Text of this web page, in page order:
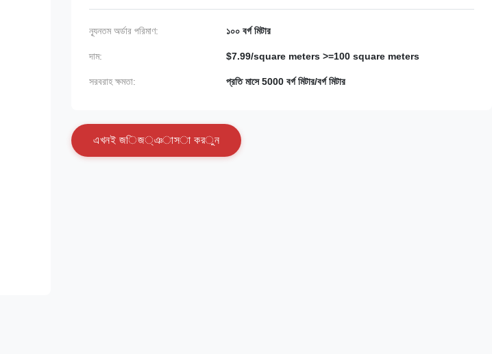
ন্যূনতম অর্ডার পরিমাণ: ১০০ বর্গ মিটার
দাম: $7.99/square meters >=100 square meters
সরবরাহ ক্ষমতা: প্রতি মাসে 5000 বর্গ মিটার/বর্গ মিটার
এখনই জিজ্ঞাসা করুন